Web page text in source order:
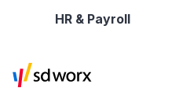
HR & Payroll